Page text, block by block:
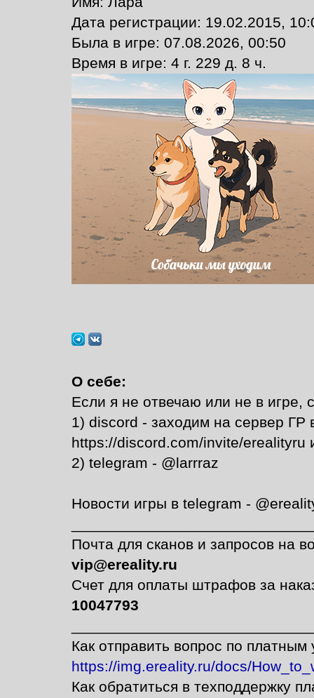
Дата регистрации: 19.02.2015,
Былa в игре: 07.08.2026, 00:50
Время в игре: 4 г. 229 д. 8 ч.
О себе:
Если я не отвечаю или не в игре,
1) discord - заходим на сервер ГР
https://discord.com/invite/erealityru
2) telegram - @larrraz
Новости игры в telegram -
Почта для сканов и запросов на
vip@ereality.ru
Счет для оплаты штрафов за
10047793
Как отправить вопрос по платным
https://img.ereality.ru/docs/
Как обратиться в техподдержку